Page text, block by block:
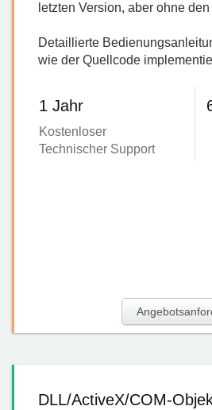
letzten Version, aber ohne den
Detaillierte
wie der Quellcode
1 Jahr
Kostenloser
Technischer Support
DLL/ActiveX/COM-